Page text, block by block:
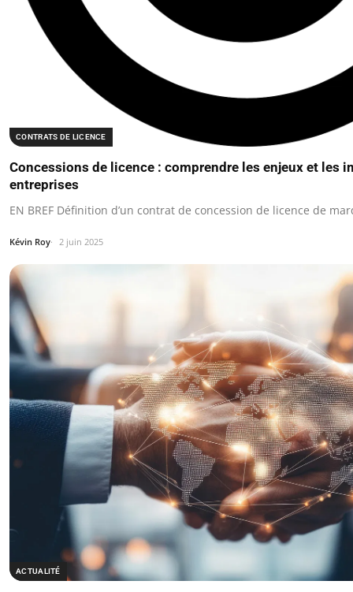
CONTRATS DE LICENCE
Concessions de licence : comprendre les enjeux et les
entreprises
EN BREF Définition d’un contrat de concession de licence de
Kévin Roy 2 juin 2025
ACTUALITÉ